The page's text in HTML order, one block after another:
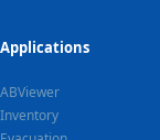
Applications
ABViewer
Inventory